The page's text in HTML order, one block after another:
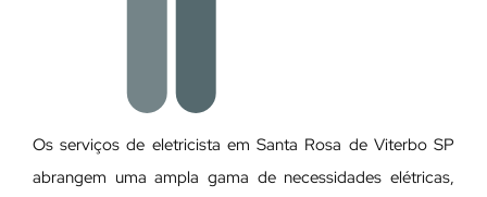
Os serviços de eletricista em Santa Rosa de Viterbo SP
abrangem uma ampla gama de necessidades elétricas,